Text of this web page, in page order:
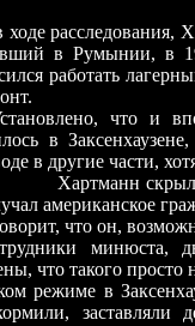
ходе
в Румынии, в
работать
что и
в
в другие части,
Хартманн
американское
что он,
минюста,
что такого просто
режиме в
заставляли